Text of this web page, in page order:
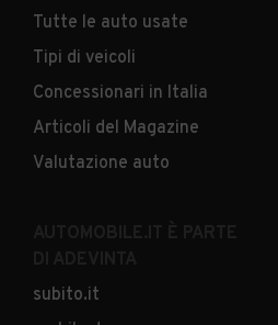
Tutte le auto usate
Tipi di veicoli
Concessionari in Italia
Articoli del Magazine
Valutazione auto
subito.it